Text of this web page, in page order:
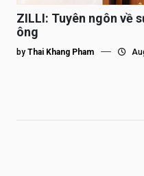
ZILLI: Tuyên ngôn về
ông
by Thai Khang Pham